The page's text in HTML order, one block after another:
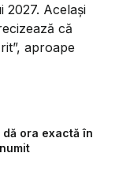
2027. Același
că
aproape
ora exactă în